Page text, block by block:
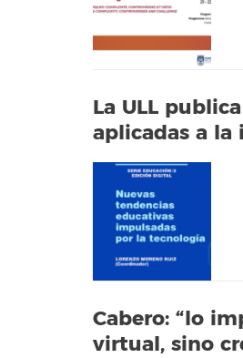
La ULL
aplicadas a la
Cabero: “lo
virtual, sino